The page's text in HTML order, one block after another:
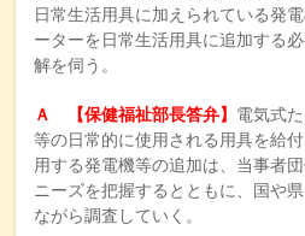
日常生活用具に加えられている発
ーターを日常生活用具に追加する
解を伺う。
Ａ 【保健福祉部長答弁】 電気式
等の日常的に使用される用具を給
用する発電機等の追加は、当事者
ニーズを把握するとともに、国や
ながら調査していく。